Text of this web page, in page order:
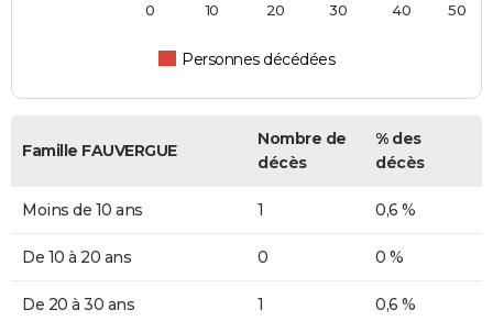
Personnes décédées
0 10 20 30 40 50
Famille FAUVERGUE
Nombre de
décès
% des
décès
Moins de 10 ans 1 0,6 %
De 10 à 20 ans 0 0 %
De 20 à 30 ans 1 0,6 %